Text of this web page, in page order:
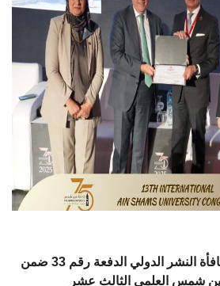
تواصل معنا
الطلاب
هيئة التدريس
الدراسات العليا
تكريم الحاصلين علي مكافأة النشر الدولي الدفعة رقم 33 ضمن
شمس العلمي الثالث عشر